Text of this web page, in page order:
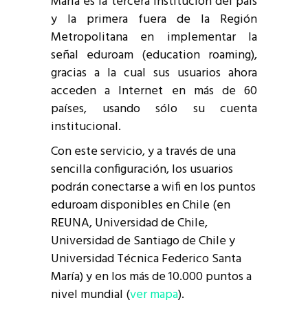
y la primera fuera de la Región
Metropolitana en implementar la
señal eduroam (education roaming),
gracias a la cual sus usuarios ahora
acceden a Internet en más de 60
países, usando sólo su cuenta
institucional.
Con este servicio, y a través de una
sencilla configuración, los usuarios
podrán conectarse a wifi en los puntos
eduroam disponibles en Chile (en
REUNA, Universidad de Chile,
Universidad de Santiago de Chile y
Universidad Técnica Federico Santa
María) y en los más de 10.000 puntos a
nivel mundial (ver mapa).